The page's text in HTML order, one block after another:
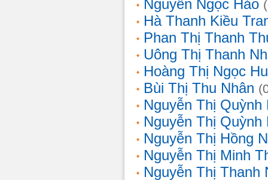
Nguyễn Ngọc Hảo
Hà Thanh Kiều
Phan Thị Thanh
Uông Thị Thanh
Hoàng Thị Ngọc
Bùi Thị Thu Nhân
Nguyễn Thị Quỳnh
Nguyễn Thị Quỳnh
Nguyễn Thị Hồng
Nguyễn Thị Minh
Nguyễn Thị Thanh